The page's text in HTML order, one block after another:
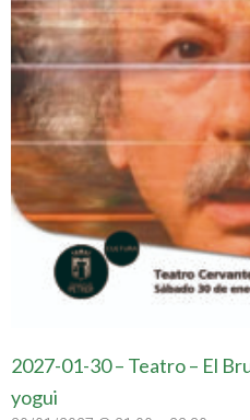
2027-01-30 – Teatro – El
yogui